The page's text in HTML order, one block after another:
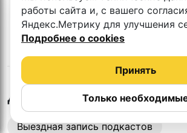
студии
Другие студии в
Выездная запись подкастов
работы сайта и, с вашего
Яндекс.Метрику для улучшения
Подробнее о cookies
Только
Принять